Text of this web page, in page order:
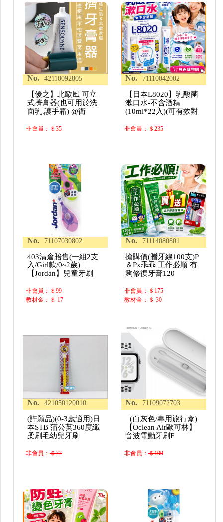
No. 42110092805
【優之】北歐風 可立
式擠膏器(也可用於洗
面乳.護手霜) @衛
非會員：＄35
No. 71110042002
【日本L8020】乳酸菌
漱口水-不含酒精
(10ml*22入)(可有效對
非會員：＄235
No. 71107030802
403清倉賠售(一組2支
入/Girl款/0~2歲)
【Jordan】兒童牙刷
非會員：＄99
教材金：＄ 17
No. 71114080801
搶購價(贈牙線100支)P
＆Px乖乖 工作必順 有
夠修復牙膏120
非會員：＄175
教材金：＄ 30
No. 421050120010
(許願品)(0-3歲適用)日
本STB 蒲公英360度纖
柔刷毛幼兒牙刷
非會員：＄77
No. 71109072703
（白灰色/專用旅行盒)
【Oclean Air歐可林】
音波電動牙刷F
非會員：＄199